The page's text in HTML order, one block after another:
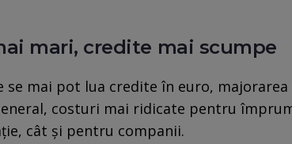
mari, credite mai scumpe
se mai pot lua credite în euro,
costuri mai ridicate pentru
cât și pentru companii.